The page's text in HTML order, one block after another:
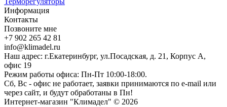
Информация
Контакты
Позвоните мне
+7 902 265 42 81
info@klimadel.ru
Наш адрес: г.Екатеринбург, ул.Посадская, д. 21, Корпус А,
офис 19
Режим работы офиса: Пн-Пт 10:00-18:00.
Сб, Вс - офис не работает, заявки принимаются по e-mail или
через сайт, и будут обработаны в Пн!
Интернет-магазин "Климадел" © 2026